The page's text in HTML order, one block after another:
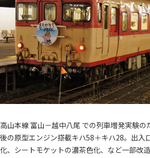
高山本線 富山－越中八尾 での列車増発実験
後の原型エンジン搭載キハ58＋キハ28。出入
化、シートモケットの濃茶色化、など一部改